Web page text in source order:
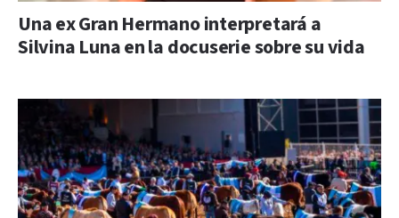
Una ex Gran Hermano interpretará a
Silvina Luna en la docuserie sobre su vida